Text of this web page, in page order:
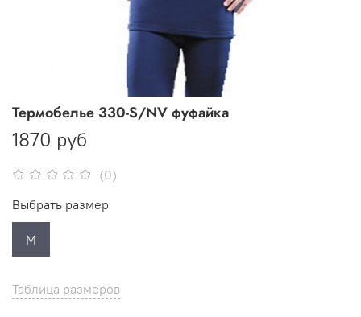
(0)
Термобелье 330-S/NV фуфайка
1870 руб
Таблица размеров
Выбрать размер
M